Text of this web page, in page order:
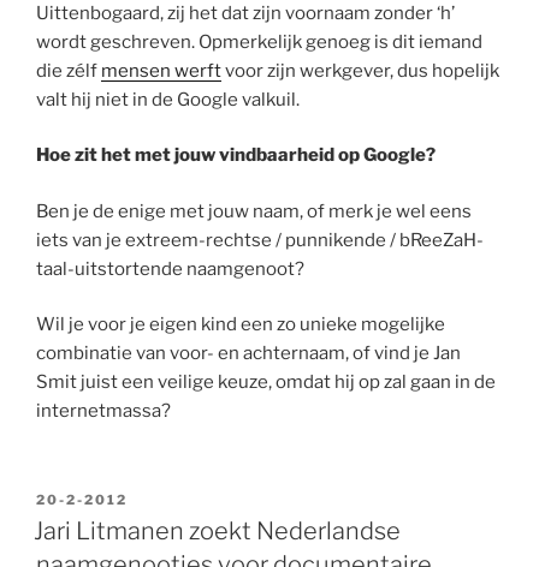
Uittenbogaard, zij het dat zijn voornaam zonder ‘h’
wordt geschreven. Opmerkelijk genoeg is dit iemand
die zélf mensen werftvoor zijn werkgever, dus hopelijk
valt hij niet in de Google valkuil.
Hoe zit het met jouw vindbaarheid op Google?
Ben je de enige met jouw naam, of merk je wel eens
iets van je extreem-rechtse / punnikende / bReeZaH-
taal-uitstortende naamgenoot?
Wil je voor je eigen kind een zo unieke mogelijke
combinatie van voor- en achternaam, of vind je Jan
Smit juist een veilige keuze, omdat hij op zal gaan in de
internetmassa?
GEPLAATST
OP
20-2-2012
Jari Litmanen zoekt Nederlandse